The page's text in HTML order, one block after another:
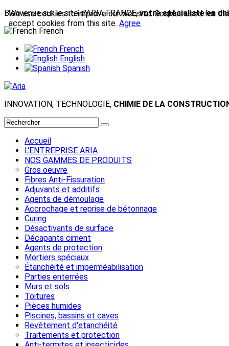
Bienvenue sur le site d'ARIA FRANCE,votre spécialiste en
French
French
English
Spanish
INNOVATION, TECHNOLOGIE, CHIMIE DE LA
Accueil
L'ENTREPRISE ARIA
NOS GAMMES DE PRODUITS
Gros oeuvre
Fibres Anti-Fissuration
Adjuvants et additifs
Agents de démoulage
Accrochage et reprise de bétonnage
Curing
Désactivants de surface
Décapants ciment
Agents de protection
Mortiers spéciaux
Étanchéité et imperméabilisation
Parties enterrées
Murs et sols
Toitures
Pièces humides
Piscines, bassins et caves
Revêtement d'etanchéité
Traitements et protection
We use cookies to improve our website. Cookies used for
accept cookies from this site. Agree